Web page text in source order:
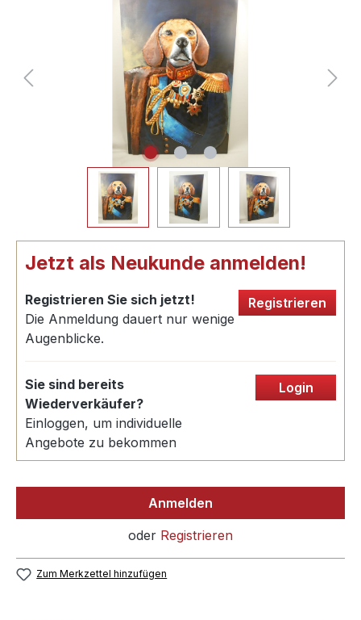
Jetzt als Neukunde anmelden!
Registrieren Sie sich jetzt!
Die Anmeldung dauert nur wenige
Augenblicke.
Registrieren
Sie sind bereits
Wiederverkäufer?
Einloggen, um individuelle
Angebote zu bekommen
Login
Anmelden
oder Registrieren
Zum Merkzettel hinzufügen